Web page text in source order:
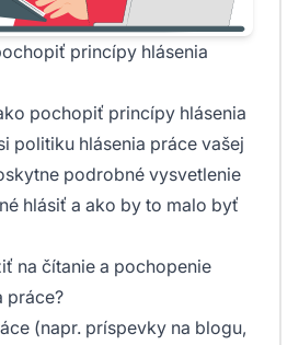
princípy hlásenia
pochopiť princípy hlásenia
politiku hlásenia práce vašej
podrobné vysvetlenie
hlásiť a ako by to malo byť
na čítanie a pochopenie
práce?
(napr. príspevky na blogu,